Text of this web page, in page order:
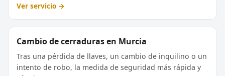
Ver servicio →
Cambio de cerraduras en Murcia
Tras una pérdida de llaves, un cambio de inquilino o un
intento de robo, la medida de seguridad más rápida y